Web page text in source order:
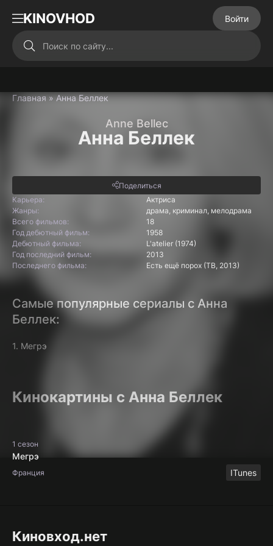
KINOVHOD Войти
Главная» Анна Беллек
Anne Bellec
Анна Беллек
Поделиться
Карьера:
Актриса
Жанры:
драма, криминал, мелодрама
Всего фильмов:
18
Год дебютный фильм:
1958
Дебютный фильма:
L'atelier (1974)
Год последний фильм:
2013
Последнего фильма:
Есть ещё порох (ТВ, 2013)
Самые популярные сериалы с Анна
Беллек:
1. Мегрэ
Кинокартины с Анна Беллек
1 сезон
Мегрэ
Франция ITunes
Киновход.нет